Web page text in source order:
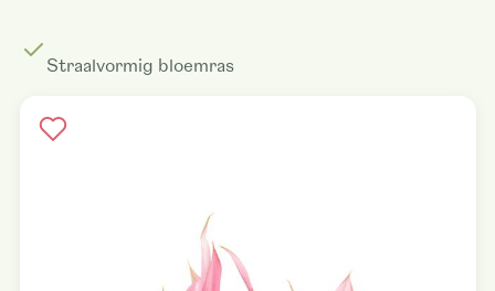
Straalvormig bloemras